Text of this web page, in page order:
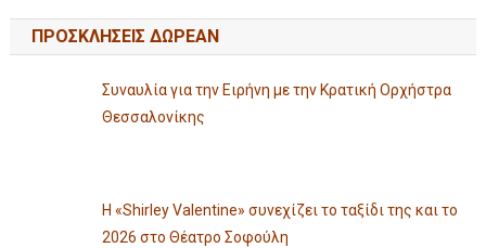
ΠΡΟΣΚΛΗΣΕΙΣ ΔΩΡΕΑΝ
Συναυλία για την Ειρήνη με την Κρατική Ορχήστρα
Θεσσαλονίκης
Η «Shirley Valentine» συνεχίζει το ταξίδι της και το
2026 στο Θέατρο Σοφούλη